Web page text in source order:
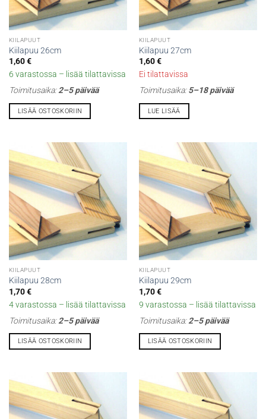
KIILAPUUT
Kiilapuu 26cm
1,60€
6 varastossa – lisää tilattavissa
Toimitusaika:2–5 päivää
LISÄÄ OSTOSKORIIN
KIILAPUUT
Kiilapuu 27cm
1,60€
Ei tilattavissa
Toimitusaika:5–18 päivää
LUE LISÄÄ
KIILAPUUT
Kiilapuu 28cm
1,70€
4 varastossa – lisää tilattavissa
Toimitusaika:2–5 päivää
LISÄÄ OSTOSKORIIN
KIILAPUUT
Kiilapuu 29cm
1,70€
9 varastossa – lisää tilattavissa
Toimitusaika:2–5 päivää
LISÄÄ OSTOSKORIIN